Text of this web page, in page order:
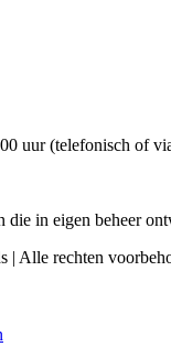
uur (telefonisch of
die in eigen beheer
| Alle rechten